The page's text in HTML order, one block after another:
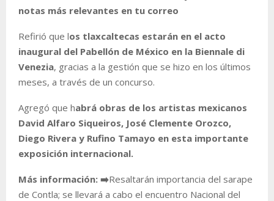
notas más relevantes en tu correo
Refirió que los tlaxcaltecas estarán en el acto
inaugural del Pabellón de México en la Biennale di
Venezia, gracias a la gestión que se hizo en los últimos
meses, a través de un concurso.
Agregó que habrá obras de los artistas mexicanos
David Alfaro Siqueiros, José Clemente Orozco,
Diego Rivera y Rufino Tamayo en esta importante
exposición internacional.
Más información: ➡️Resaltarán importancia del sarape
de Contla; se llevará a cabo el encuentro Nacional del